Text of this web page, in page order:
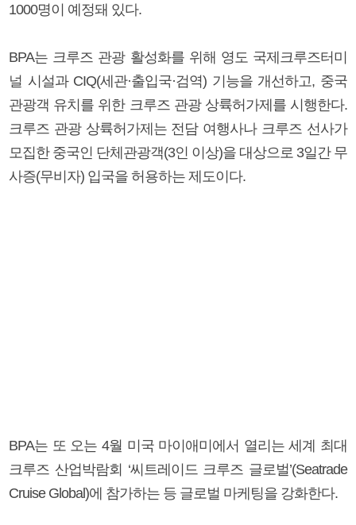
1000명이 예정돼 있다.
BPA는 크루즈 관광 활성화를 위해 영도 국제크루즈터미
널 시설과 CIQ(세관·출입국·검역) 기능을 개선하고, 중국
관광객 유치를 위한 크루즈 관광 상륙허가제를 시행한다.
크루즈 관광 상륙허가제는 전담 여행사나 크루즈 선사가
모집한 중국인 단체관광객(3인 이상)을 대상으로 3일간 무
사증(무비자) 입국을 허용하는 제도이다.
BPA는 또 오는 4월 미국 마이애미에서 열리는 세계 최대
크루즈 산업박람회 ‘씨트레이드 크루즈 글로벌’(Seatrade
Cruise Global)에 참가하는 등 글로벌 마케팅을 강화한다.